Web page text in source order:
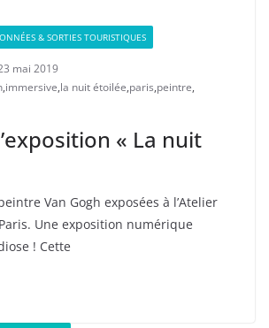
& SORTIES TOURISTIQUES
mai 2019
,immersive,la nuit étoilée,paris,peintre,
« La nuit
Van Gogh exposées à l’Atelier
Une exposition numérique
! Cette